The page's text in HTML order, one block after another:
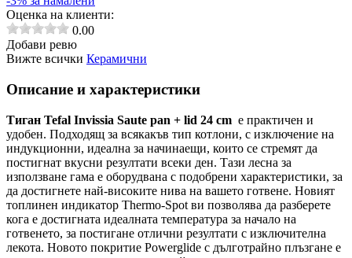
Оценка на клиенти:
0.00
Добави ревю
Вижте всички Керамични
Описание и характеристики
Тиган Tefal Invissia Saute pan + lid 24 cm е практичен и
удобен. Подходящ за всякакъв тип котлони, с изключение на
индукционни, идеална за начинаещи, които се стремят да
постигнат вкусни резултати всеки ден. Тази лесна за
използване гама е оборудвана с подобрени характеристики, за
да достигнете най-високите нива на вашето готвене. Новият
топлинен индикатор Thermo-Spot ви позволява да разберете
кога е достигната идеалната температура за начало на
готвенето, за постигане отлични резултати с изключителна
лекота. Новото покритие Powerglide с дълготрайно плъзгане е